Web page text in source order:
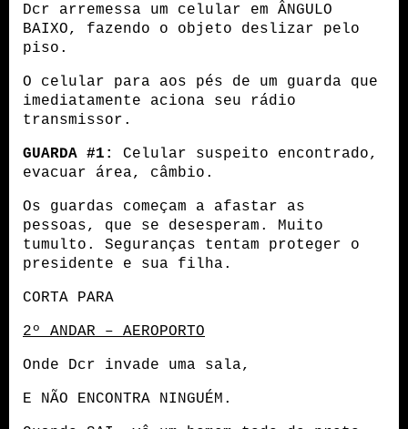
Dcr arremessa um celular em ÂNGULO
BAIXO, fazendo o objeto deslizar pelo
piso.
O celular para aos pés de um guarda que
imediatamente aciona seu rádio
transmissor.
GUARDA #1:
Celular suspeito encontrado,
evacuar área, câmbio.
Os guardas começam a afastar as
pessoas, que se desesperam. Muito
tumulto. Seguranças tentam proteger o
presidente e sua filha.
CORTA PARA
2º ANDAR – AEROPORTO
Onde Dcr invade uma sala,
E NÃO ENCONTRA NINGUÉM.